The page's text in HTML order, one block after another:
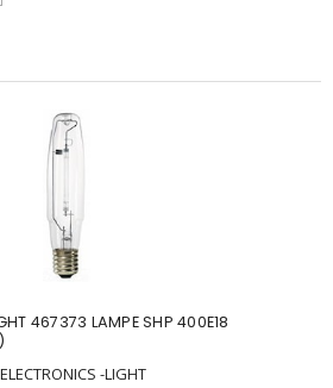
467373 LAMPE SHP 400E18
-LIGHT